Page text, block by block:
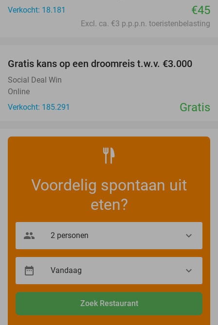
Verkocht: 18.181
€45
Excl. ca. €3 p.p.p.n. toeristenbelasting
Gratis kans op een droomreis t.w.v. €3.000
Social Deal Win
Online
Verkocht: 185.291
Gratis
Voordelig spontaan uit
eten?
Zoek Restaurant